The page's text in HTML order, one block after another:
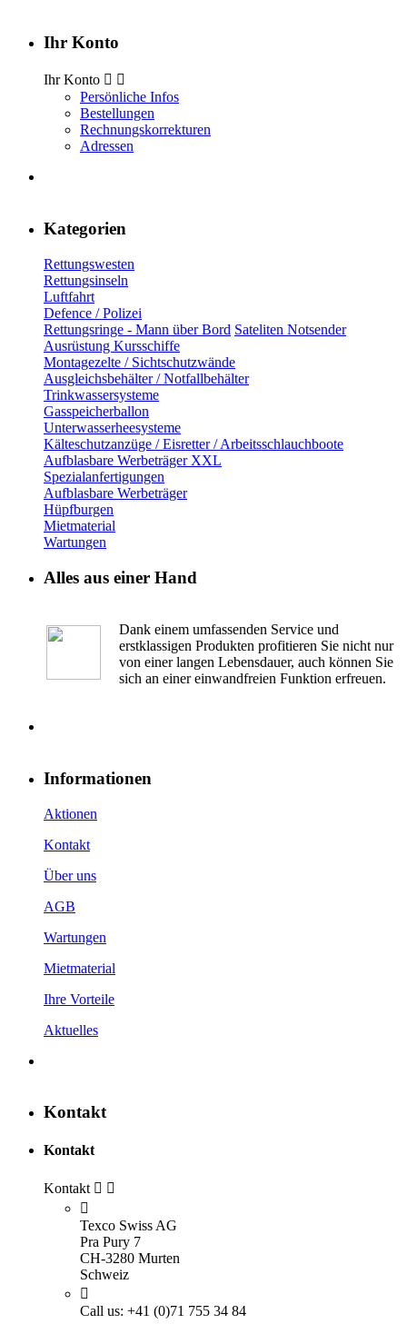
Ihr Konto
Ihr Konto  
Persönliche Infos
Bestellungen
Rechnungskorrekturen
Adressen
Kategorien
Rettungswesten
Rettungsinseln
Luftfahrt
Defence / Polizei
Rettungsringe - Mann über Bord Sateliten Notsender
Ausrüstung Kursschiffe
Montagezelte / Sichtschutzwände
Ausgleichsbehälter / Notfallbehälter
Trinkwassersysteme
Gasspeicherballon
Unterwasserheesysteme
Kälteschutzanzüge / Eisretter / Arbeitsschlauchboote
Aufblasbare Werbeträger XXL
Spezialanfertigungen
Aufblasbare Werbeträger
Hüpfburgen
Mietmaterial
Wartungen
Alles aus einer Hand
Dank einem umfassenden Service und
erstklassigen Produkten profitieren Sie nicht nur
von einer langen Lebensdauer, auch können Sie
sich an einer einwandfreien Funktion erfreuen.
Informationen
Aktionen
Kontakt
Über uns
AGB
Wartungen
Mietmaterial
Ihre Vorteile
Aktuelles
Kontakt
Kontakt
Kontakt  

Texco Swiss AG
Pra Pury 7
CH-3280 Murten
Schweiz

Call us: +41 (0)71 755 34 84